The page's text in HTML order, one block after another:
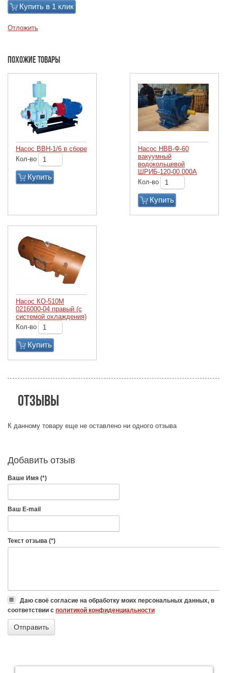
Купить в 1 клик
Отложить
Похожие товары
Насос ВВН-1/6 в сборе
Кол-во
Купить
Насос НВВ-Ф-60
вакуумный
водокольцевой
ШРИБ-120-00.000А
Кол-во
Купить
Насос КО-510М
0216000-04 правый (с
системой охлаждения)
Кол-во
Купить
Отзывы
К данному товару еще не оставлено ни одного отзыва
Добавить отзыв
Ваше Имя (*)
Ваш E-mail
Текст отзыва (*)
Даю своё согласие на обработку моих персональных данных, в
соответствии с политикой конфиденциальности